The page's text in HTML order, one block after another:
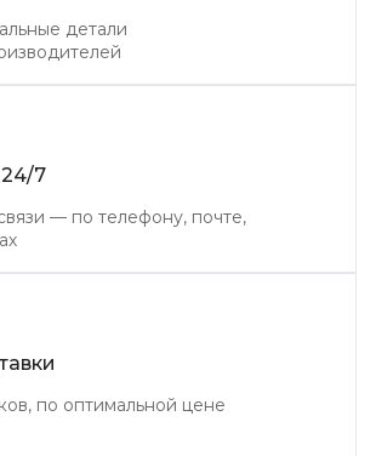
детали
7
— по телефону, почте,
по оптимальной цене